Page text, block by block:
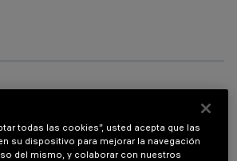
necesarios para instalar y utilizar correctamente el
todas las cookies”, usted acepta que las
su dispositivo para mejorar la navegación
del mismo, y colaborar con nuestros